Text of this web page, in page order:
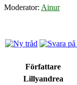
Moderator: Ainur
Författare
Lillyandrea